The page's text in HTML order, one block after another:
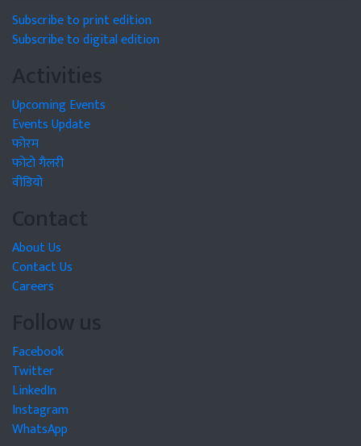
Subscribe to print edition
Subscribe to digital edition
Activities
Upcoming Events
Events Update
फोरम
फोटो गैलरी
वीडियो
Contact
About Us
Contact Us
Careers
Follow us
Facebook
Twitter
LinkedIn
Instagram
WhatsApp